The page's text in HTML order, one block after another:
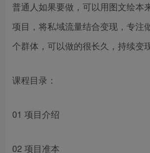
普通人如果要做，可以用图文绘本
项目，将私域流量结合变现，专注
个群体，可以做的很长久，持续变现
课程目录：
01 项目介绍
02 项目准本